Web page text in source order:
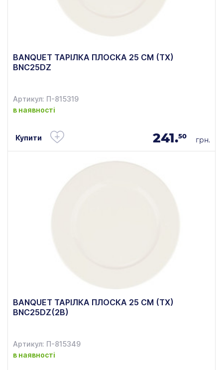
BANQUET ТАРІЛКА ПЛОСКА 25 СМ (ТХ)
BNC25DZ
Артикул: П-815319
в наявності
Купити 241.50 грн.
BANQUET ТАРІЛКА ПЛОСКА 25 СМ (ТХ)
BNC25DZ(2B)
Артикул: П-815349
в наявності